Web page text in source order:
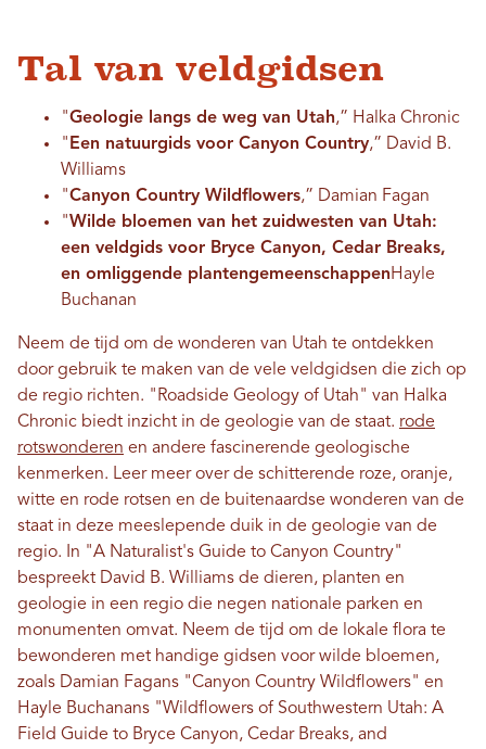
Tal van veldgidsen
"Geologie langs de weg van Utah,” Halka Chronic
"Een natuurgids voor Canyon Country,” David B.
Williams
"Canyon Country Wildflowers,” Damian Fagan
"Wilde bloemen van het zuidwesten van Utah:
een veldgids voor Bryce Canyon, Cedar Breaks,
en omliggende plantengemeenschappenHayle
Buchanan
Neem de tijd om de wonderen van Utah te ontdekken
door gebruik te maken van de vele veldgidsen die zich op
de regio richten. "Roadside Geology of Utah" van Halka
Chronic biedt inzicht in de geologie van de staat. rode
rotswonderen en andere fascinerende geologische
kenmerken. Leer meer over de schitterende roze, oranje,
witte en rode rotsen en de buitenaardse wonderen van de
staat in deze meeslepende duik in de geologie van de
regio. In "A Naturalist's Guide to Canyon Country"
bespreekt David B. Williams de dieren, planten en
geologie in een regio die negen nationale parken en
monumenten omvat. Neem de tijd om de lokale flora te
bewonderen met handige gidsen voor wilde bloemen,
zoals Damian Fagans "Canyon Country Wildflowers" en
Hayle Buchanans "Wildflowers of Southwestern Utah: A
Field Guide to Bryce Canyon, Cedar Breaks, and